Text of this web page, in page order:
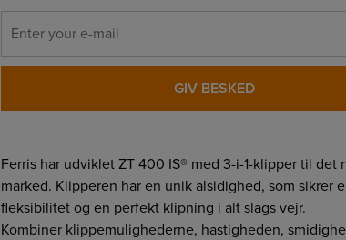
GIV BESKED
Ferris har udviklet ZT 400 IS® med 3-i-1-klipper til det
marked. Klipperen har en unik alsidighed, som sikrer
fleksibilitet og en perfekt klipning i alt slags vejr.
Kombiner klippemulighederne, hastigheden,